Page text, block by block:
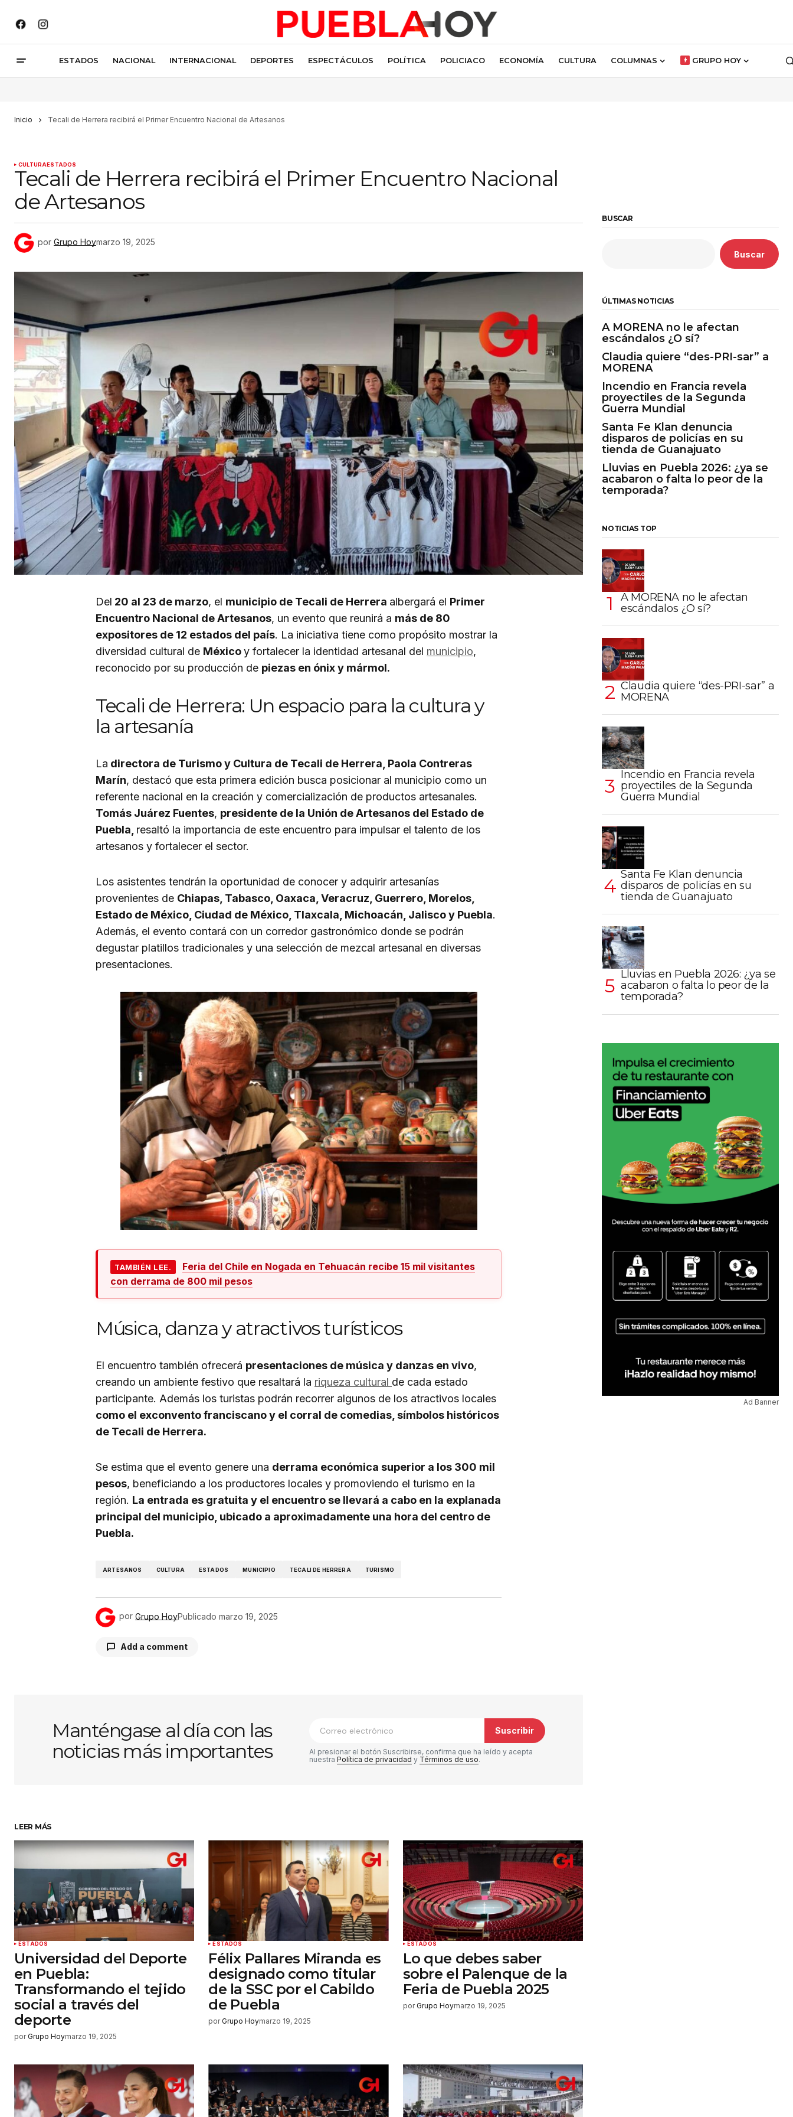
ESTADOS NACIONAL INTERNACIONAL DEPORTES ESPECTÁCULOS POLÍTICA POLICIACO ECONOMÍA CULTURA COLUMNAS GRUPO HOY
Inicio Tecali de Herrera recibirá el Primer Encuentro Nacional de Artesanos
CULTURAESTADOS
Tecali de Herrera recibirá el Primer Encuentro Nacional
de Artesanos
por Grupo Hoymarzo 19, 2025
Del 20 al 23 de marzo, el municipio de Tecali de Herrera albergará el Primer
Encuentro Nacional de Artesanos, un evento que reunirá a más de 80
expositores de 12 estados del país. La iniciativa tiene como propósito mostrar la
diversidad cultural de Méxicoy fortalecer la identidad artesanal del municipio,
reconocido por su producción de piezas en ónix y mármol.
Tecali de Herrera: Un espacio para la cultura y
la artesanía
La directora de Turismo y Cultura de Tecali de Herrera, Paola Contreras
Marín, destacó que esta primera edición busca posicionar al municipio como un
referente nacional en la creación y comercialización de productos artesanales.
Tomás Juárez Fuentes, presidente de la Unión de Artesanos del Estado de
Puebla, resaltó la importancia de este encuentro para impulsar el talento de los
artesanos y fortalecer el sector.
Los asistentes tendrán la oportunidad de conocer y adquirir artesanías
provenientes de Chiapas, Tabasco, Oaxaca, Veracruz, Guerrero, Morelos,
Estado de México, Ciudad de México, Tlaxcala, Michoacán, Jalisco y Puebla.
Además, el evento contará con un corredor gastronómico donde se podrán
degustar platillos tradicionales y una selección de mezcal artesanal en diversas
presentaciones.
TAMBIÉN LEE.
Feria del Chile en Nogada en Tehuacán recibe 15 mil visitantes
con derrama de 800 mil pesos
Música, danza y atractivos turísticos
El encuentro también ofrecerá presentaciones de música y danzas en vivo,
creando un ambiente festivo que resaltará la riqueza cultural de cada estado
participante. Además los turistas podrán recorrer algunos de los atractivos locales
como el exconvento franciscano y el corral de comedias, símbolos históricos
de Tecali de Herrera.
Se estima que el evento genere una derrama económica superior a los 300 mil
pesos, beneficiando a los productores locales y promoviendo el turismo en la
región. La entrada es gratuita y el encuentro se llevará a cabo en la explanada
principal del municipio, ubicado a aproximadamente una hora del centro de
Puebla.
ARTESANOS CULTURA ESTADOS MUNICIPIO TECALI DE HERRERA TURISMO
por Grupo HoyPublicado marzo 19, 2025
Add a comment
Comentario *
Guardar mi nombre, correo electrónico
y sitio web en este navegador para la
próxima vez que haga un comentario.
Enviar comentario
Manténgase al día con las
noticias más importantes
Suscribir
Al presionar el botón Suscribirse, confirma que ha leído y acepta
nuestra Política de privacidad y Términos de uso.
LEER MÁS
ESTADOS
Universidad del Deporte
en Puebla:
Transformando el tejido
social a través del
deporte
por Grupo Hoymarzo 19, 2025
ESTADOS
Félix Pallares Miranda es
designado como titular
de la SSC por el Cabildo
de Puebla
por Grupo Hoymarzo 19, 2025
ESTADOS
Lo que debes saber
sobre el Palenque de la
Feria de Puebla 2025
por Grupo Hoymarzo 19, 2025
BUSCAR
Buscar
ÚLTIMAS NOTICIAS
A MORENA no le afectan
escándalos ¿O sí?
Claudia quiere “des-PRI-sar” a
MORENA
Incendio en Francia revela
proyectiles de la Segunda
Guerra Mundial
Santa Fe Klan denuncia
disparos de policías en su
tienda de Guanajuato
Lluvias en Puebla 2026: ¿ya se
acabaron o falta lo peor de la
temporada?
NOTICIAS TOP
A MORENA no le afectan
escándalos ¿O sí?
Claudia quiere “des-PRI-sar” a
MORENA
Incendio en Francia revela
proyectiles de la Segunda
Guerra Mundial
Santa Fe Klan denuncia
disparos de policías en su
tienda de Guanajuato
Lluvias en Puebla 2026: ¿ya se
acabaron o falta lo peor de la
temporada?
Ad Banner